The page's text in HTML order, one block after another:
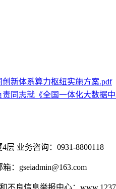
新体系算力枢纽实施方案.pdf
同志就《全国一体化大数据
层 业务咨询：0931-8800118
：gseiadmin@163.com
不良信息举报中心：